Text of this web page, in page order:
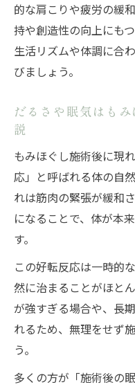
的な肩こりや疲労の緩
持や創造性の向上にも
生活リズムや体調に合
びましょう。
だるさや眠気はも
説
もみほぐし施術後に現
応」と呼ばれる体の自
れは筋肉の緊張が緩和
になることで、体が本
す。
この好転反応は一時的
然に治まることがほと
が強すぎる場合や、長
れるため、無理をせず
う。
多くの方が「施術後の